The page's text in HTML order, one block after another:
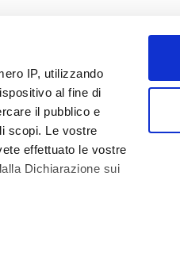
IP, utilizzando
al fine di
il pubblico e
scopi. Le vostre
effettuato le vostre
Dichiarazione sui
di qualche metro,